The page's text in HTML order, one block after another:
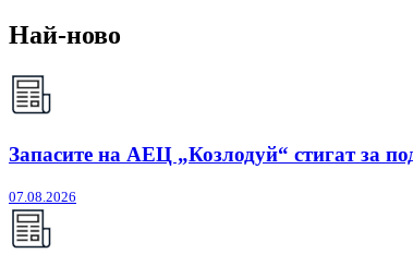
Най-ново
Запасите на АЕЦ „Козлодуй“ стигат за
07.08.2026